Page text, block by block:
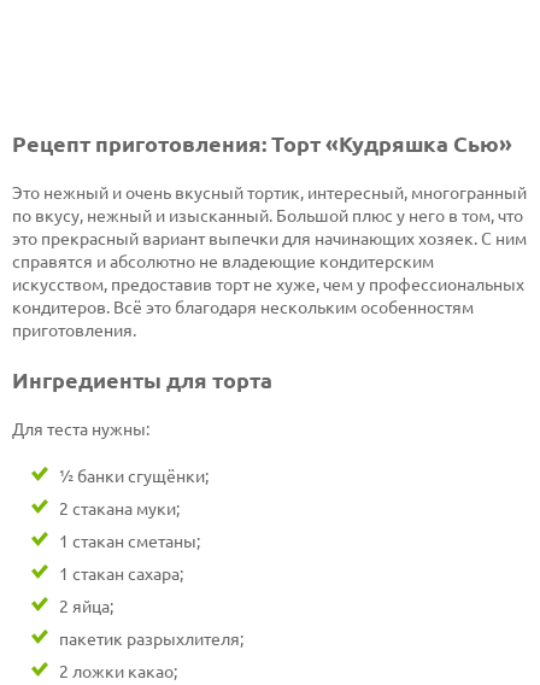
Рецепт приготовления: Торт «Кудряшка Сью»
Это нежный и очень вкусный тортик, интересный, многогранный
по вкусу, нежный и изысканный. Большой плюс у него в том, что
это прекрасный вариант выпечки для начинающих хозяек. С ним
справятся и абсолютно не владеющие кондитерским
искусством, предоставив торт не хуже, чем у профессиональных
кондитеров. Всё это благодаря нескольким особенностям
приготовления.
Ингредиенты для торта
Для теста нужны:
½ банки сгущёнки;
2 стакана муки;
1 стакан сметаны;
1 стакан сахара;
2 яйца;
пакетик разрыхлителя;
2 ложки какао;